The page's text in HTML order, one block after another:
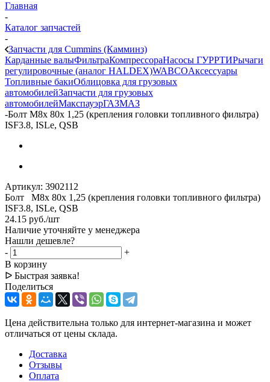
Главная
-
Каталог запчастей
-
Запчасти для Cummins (Камминз)
Карданные валыФильтраКомпрессораНасосы ГУРРТИРычаги
регулировочные (аналог HALDEX)WABCOАксессуары
Топливные бакиОблицовка для грузовых
автомобилейЗапчасти для грузовых
автомобилейМакспауэрГАЗМАЗ
-Болт М8х 80х 1,25 (крепления головки топливного фильтра)
ISF3.8, ISLe, QSB
Артикул: 3902112
Болт М8х 80х 1,25 (крепления головки топливного фильтра)
ISF3.8, ISLe, QSB
24.15 руб./шт
Наличие уточняйте у менеджера
Нашли дешевле?
-
+
В корзину
ᐅ Быстрая заявка!
Поделиться
Цена действительна только для интернет-магазина и может
отличаться от цены склада.
Доставка
Отзывы
Оплата